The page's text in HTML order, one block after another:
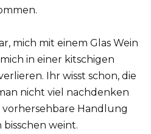
mich mit einem Glas Wein
in einer kitschigen
Ihr wisst schon, die
nicht viel nachdenken
vorhersehbare Handlung
bisschen weint.